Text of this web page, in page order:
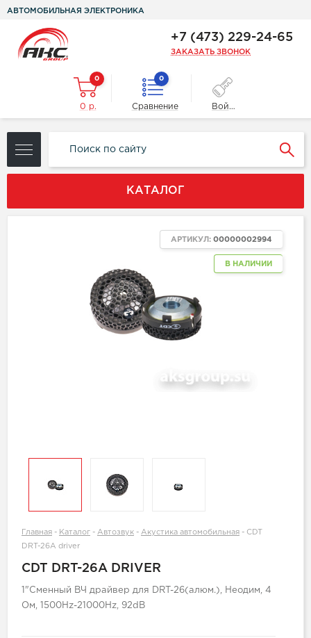
АВТОМОБИЛЬНАЯ ЭЛЕКТРОНИКА
+7 (473) 229-24-65
ЗАКАЗАТЬ ЗВОНОК
0
0 р.
0
Сравнение Войти
КАТАЛОГ
В НАЛИЧИИ
АРТИКУЛ: 00000002994
Главная - Каталог - Автозвук - Акустика автомобильная - CDT
DRT-26A driver
CDT DRT-26A DRIVER
1"Сменный ВЧ драйвер для DRT-26(алюм.), Неодим, 4
Ом, 1500Hz-21000Hz, 92dB